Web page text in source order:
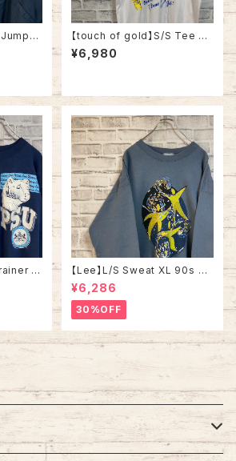
Jumper
ジャン
繍ロゴ
リカ U
【touch of gold】S/S Tee XL
90s Made in USA vintage
“Welcome home ” messag
ジ 星条旗 シングルステッチ アメ
リカ USA 古着
¥6,980
L
i
ナー カ
ア大学
ジロ
古着
【Lee】L/S Sweat XL 90s M
ade in USA 企業モノ アート系
スウェット トレーナー USA製 ア
ートプリント 肉厚 アメリカ USA
古着
¥6,286
30%OFF